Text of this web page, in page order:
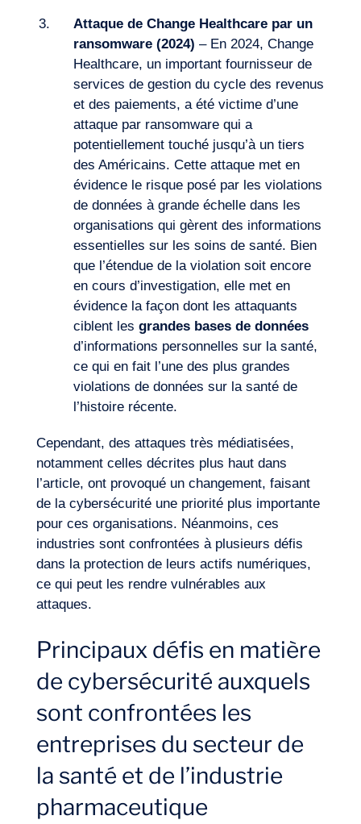
Nous contacter
Attaque de Change Healthcare par un
ransomware (2024) – En 2024, Change
Healthcare, un important fournisseur de
services de gestion du cycle des revenus
et des paiements, a été victime d’une
attaque par ransomware qui a
potentiellement touché jusqu’à un tiers
des Américains. Cette attaque met en
évidence le risque posé par les violations
de données à grande échelle dans les
organisations qui gèrent des informations
essentielles sur les soins de santé. Bien
que l’étendue de la violation soit encore
en cours d’investigation, elle met en
évidence la façon dont les attaquants
ciblent les grandes bases de données
d’informations personnelles sur la santé,
ce qui en fait l’une des plus grandes
violations de données sur la santé de
l’histoire récente.
Cependant, des attaques très médiatisées,
notamment celles décrites plus haut dans
l’article, ont provoqué un changement, faisant
de la cybersécuritéune priorité plus importante
pour ces organisations. Néanmoins, ces
industries sont confrontées à plusieurs défis
dans la protection de leurs actifs numériques,
ce qui peut les rendre vulnérables aux
attaques.
Principaux défis en matière
de cybersécurité auxquels
sont confrontées les
entreprises du secteur de
la santé et de l’industrie
pharmaceutique